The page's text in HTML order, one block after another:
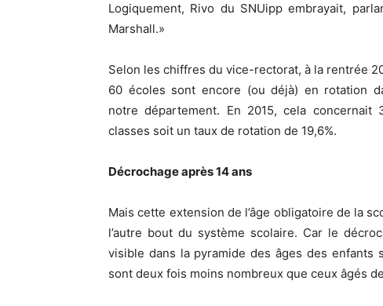
Logiquement, Rivo du SNUipp embrayait,
Marshall.»
Selon les chiffres du vice-rectorat, à la rentrée
60 écoles sont encore (ou déjà) en rotation
notre département. En 2015, cela concernait
classes soit un taux de rotation de 19,6%.
Décrochage après 14 ans
Mais cette extension de l’âge obligatoire de la
l’autre bout du système scolaire. Car le
visible dans la pyramide des âges des enfants
sont deux fois moins nombreux que ceux âgés